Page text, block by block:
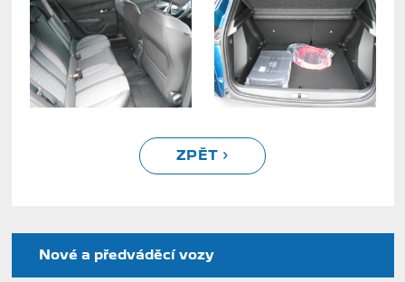
ZPĚT
Nové a předváděcí vozy